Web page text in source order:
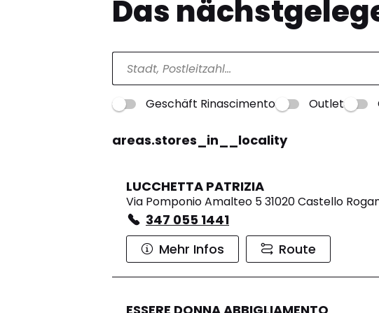
Das
Geschäft Rinascimento Outlet
areas.stores_in__locality
LUCCHETTA PATRIZIA
Via Pomponio Amalteo 5 31020 Castello
347 055 1441
Mehr Infos
Route